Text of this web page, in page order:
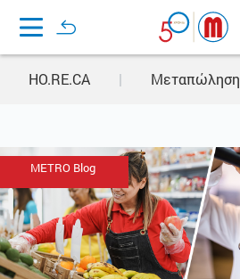
Home
HO.RE.CA | Μεταπώληση
METRO Blog